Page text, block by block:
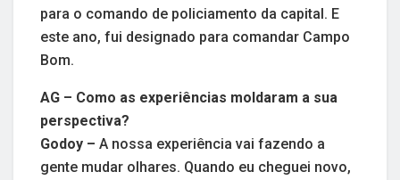
para o comando de policiamento da capital. E
este ano, fui designado para comandar Campo
Bom.
AG – Como as experiências moldaram a sua
perspectiva?
Godoy – A nossa experiência vai fazendo a
gente mudar olhares. Quando eu cheguei novo,